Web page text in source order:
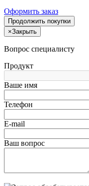
Оформить заказ
Продолжить покупки
×Закрыть
Вопрос специалисту
Продукт
Ваше имя
Телефон
E-mail
Ваш вопрос